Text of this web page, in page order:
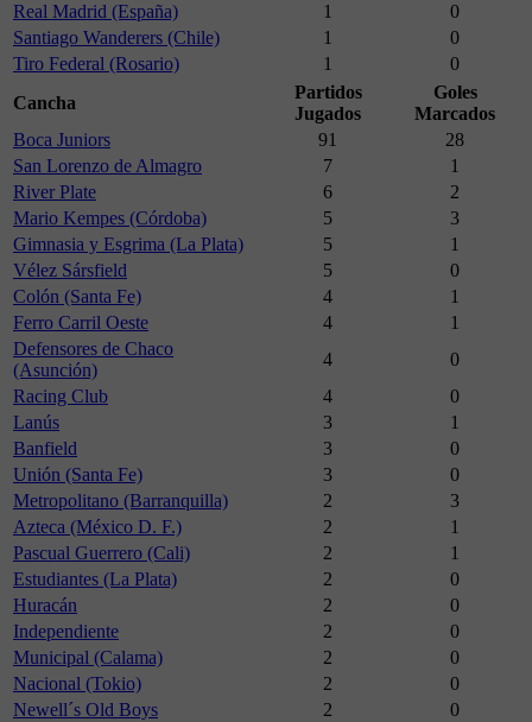
Real Madrid (España)
1
0
Santiago Wanderers (Chile)
1
0
Tiro Federal (Rosario)
1
0
Cancha
Partidos
Jugados
Goles
Marcados
Boca Juniors
91
28
San Lorenzo de Almagro
7
1
River Plate
6
2
Mario Kempes (Córdoba)
5
3
Gimnasia y Esgrima (La Plata)
5
1
Vélez Sársfield
5
0
Colón (Santa Fe)
4
1
Ferro Carril Oeste
4
1
Defensores de Chaco
(Asunción)
4
0
Racing Club
4
0
Lanús
3
1
Banfield
3
0
Unión (Santa Fe)
3
0
Metropolitano (Barranquilla)
2
3
Azteca (México D. F.)
2
1
Pascual Guerrero (Cali)
2
1
Estudiantes (La Plata)
2
0
Huracán
2
0
Independiente
2
0
Municipal (Calama)
2
0
Nacional (Tokio)
2
0
Newell´s Old Boys
2
0